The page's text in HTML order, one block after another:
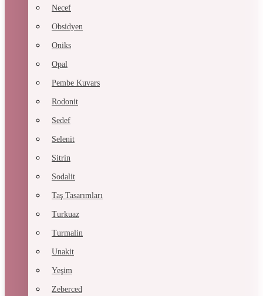
Necef
Obsidyen
Oniks
Opal
Pembe Kuvars
Rodonit
Sedef
Selenit
Sitrin
Sodalit
Taş Tasarımları
Turkuaz
Turmalin
Unakit
Yeşim
Zeberced